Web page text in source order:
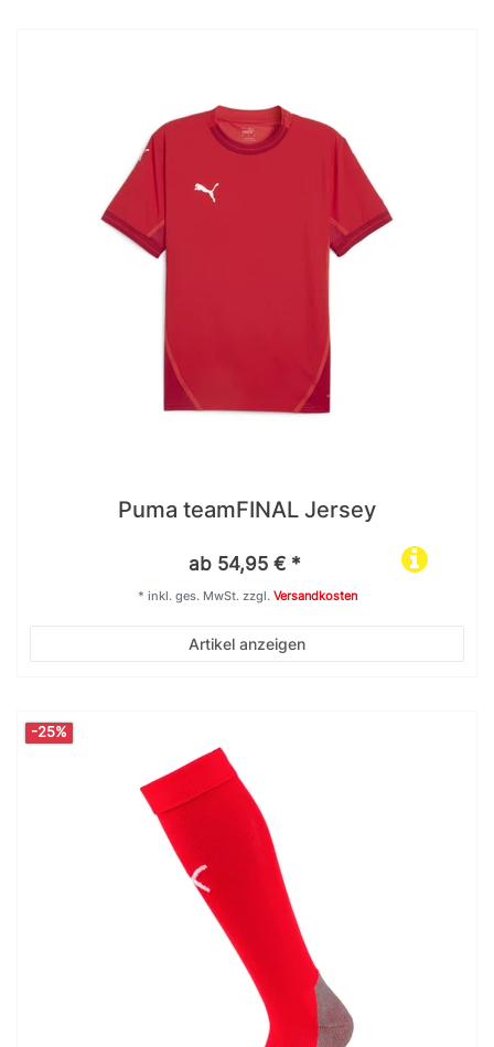
Puma teamFINAL Jersey
ab 54,95 € *
Artikel anzeigen
* inkl. ges. MwSt.zzgl. Versandkosten
-25%